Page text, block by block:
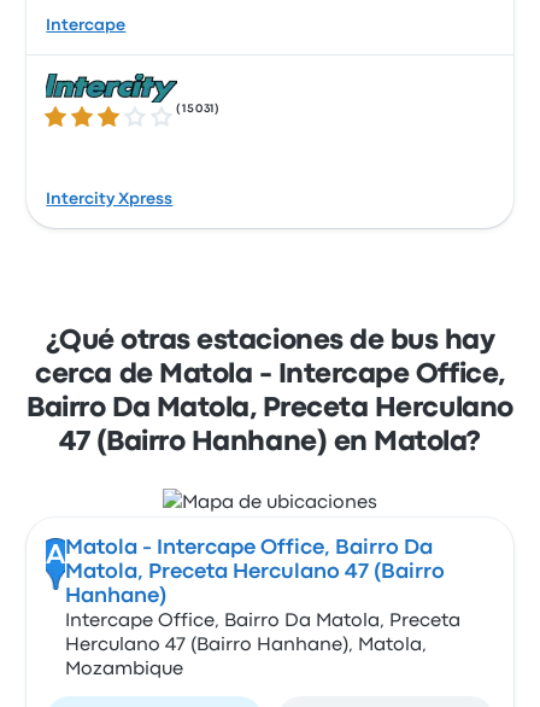
Intercape
3.1 de 5 estrellas
(15031 )
Intercity Xpress
¿Qué otras estaciones de bus hay
cerca de Matola - Intercape Office,
Bairro Da Matola, Preceta Herculano
47 (Bairro Hanhane) en Matola?
A Matola - Intercape Office, Bairro Da
Matola, Preceta Herculano 47 (Bairro
Hanhane)
Intercape Office, Bairro Da Matola, Preceta
Herculano 47 (Bairro Hanhane), Matola,
Mozambique